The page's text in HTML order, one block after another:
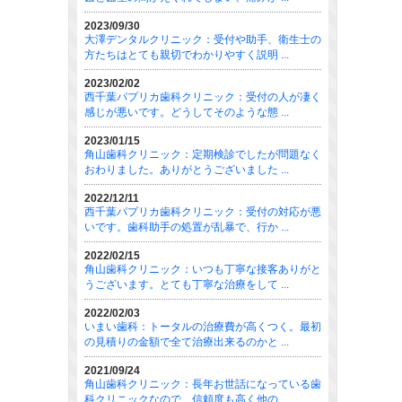
2023/09/30
大澤デンタルクリニック：受付や助手、衛生士の
方たちはとても親切でわかりやすく説明 ...
2023/02/02
西千葉パプリカ歯科クリニック：受付の人が凄く
感じが悪いです。どうしてそのような態 ...
2023/01/15
角山歯科クリニック：定期検診でしたが問題なく
おわりました。ありがとうございました ...
2022/12/11
西千葉パプリカ歯科クリニック：受付の対応が悪
いです。歯科助手の処置が乱暴で、行か ...
2022/02/15
角山歯科クリニック：いつも丁寧な接客ありがと
うございます。とても丁寧な治療をして ...
2022/02/03
いまい歯科：トータルの治療費が高くつく。最初
の見積りの金額で全て治療出来るのかと ...
2021/09/24
角山歯科クリニック：長年お世話になっている歯